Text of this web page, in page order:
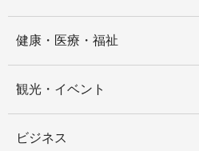
健康・医療・福祉
観光・イベント
ビジネス